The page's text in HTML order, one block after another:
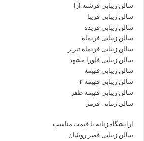
سالن زیبایی فرشته آرا
سالن زیبایی فریبا
سالن زیبایی فریده
سالن زیبایی فریماه
سالن زیبایی فریماه تبریز
سالن زیبایی فلورا مشهد
سالن زیبایی فهیمه
سالن زیبایی فهیمه ۲
سالن زیبایی فهیمه ظفر
سالن زیبایی قرمز
ارایشگاه زنانه با قیمت مناسب
سالن زیبایی قصر روشان